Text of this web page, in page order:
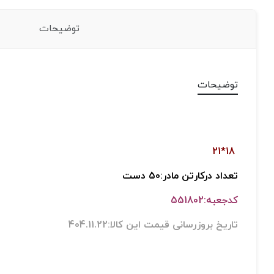
توضیحات
توضیحات
تعداد درکارتن مادر:50 دست
کدجعبه:551802
تاریخ بروزرسانی قیمت این کالا:404.11.22